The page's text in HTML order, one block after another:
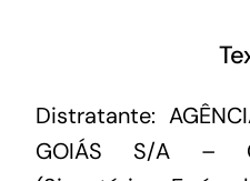
Distratante:
GOIÁS S/A –